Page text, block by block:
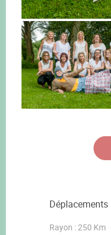
Déplacements
Rayon : 250 Km